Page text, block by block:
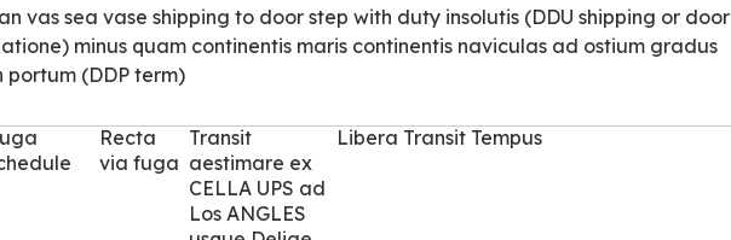
vas sea vase shipping to door step with duty insolutis (DDU shipping or door
minus quam continentis maris continentis naviculas ad ostium gradus
portum (DDP term)
Recta
via fuga
Transit
aestimare ex
CELLA UPS ad
Los ANGLES
Libera Transit Tempus